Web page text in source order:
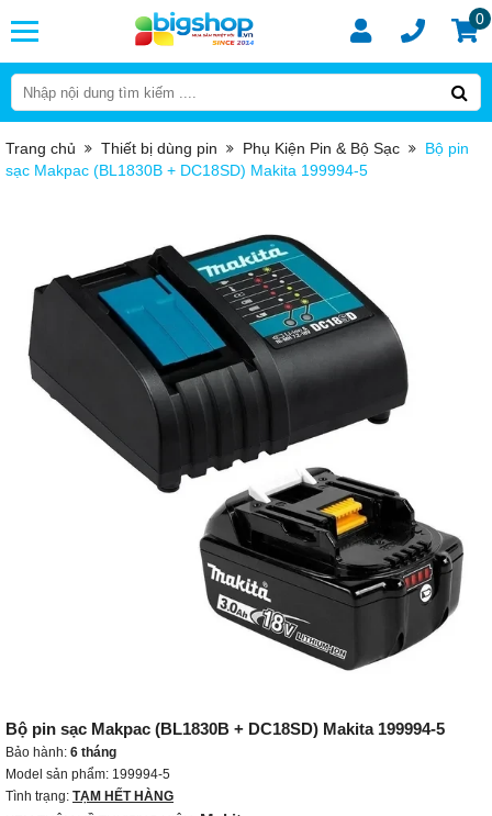
0
Trang chủ Thiết bị dùng pin Phụ Kiện Pin & Bộ Sạc
Bộ pin
sạc Makpac (BL1830B + DC18SD) Makita 199994-5
Bộ pin sạc Makpac (BL1830B + DC18SD) Makita 199994-5
Bảo hành: 6 tháng
Model sản phẩm: 199994-5
Tình trạng: TẠM HẾT HÀNG